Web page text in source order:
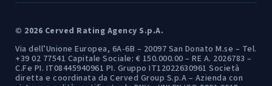
© 2026 Cerved Rating Agency S.p.A.
Via dell’Unione Europea, 6A-6B – 20097 San Donato M.se – Tel.
+39 02 77541 Capitale Sociale: € 150.000.00 – RE A. 2026783 –
C.Fe PI. IT08445940961 PI. Gruppo IT12022630961 Società
diretta e coordinata da Cerved Group S.p.A – Azienda con